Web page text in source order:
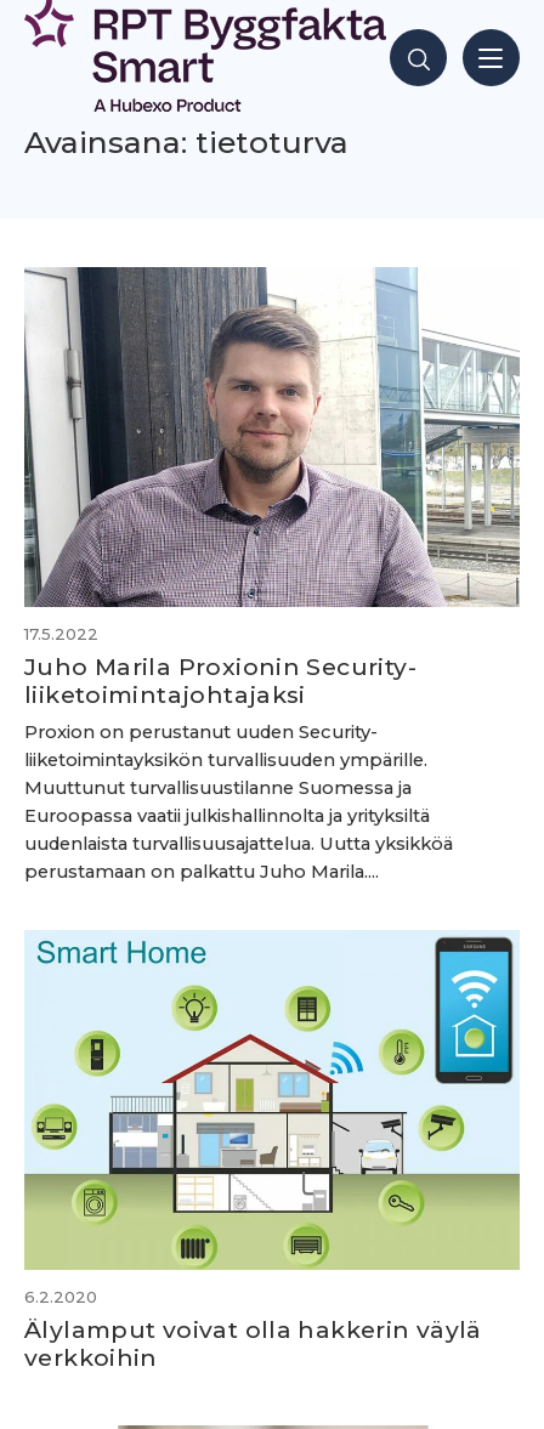
Siirry
sisältöön
Hae sisältöjä
Avainsana: tietoturva
17.5.2022
Juho Marila Proxionin Security-
liiketoimintajohtajaksi
Proxion on perustanut uuden Security-
liiketoimintayksikön turvallisuuden ympärille.
Muuttunut turvallisuustilanne Suomessa ja
Euroopassa vaatii julkishallinnolta ja yrityksiltä
uudenlaista turvallisuusajattelua. Uutta yksikköä
perustamaan on palkattu Juho Marila....
6.2.2020
Älylamput voivat olla hakkerin väylä
verkkoihin